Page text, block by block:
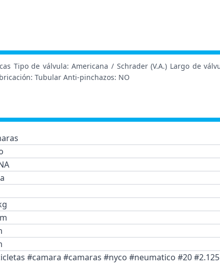
Tipo de válvula: Americana / Schrader (V.A.) Largo de
Tubular Anti-pinchazos: NO
#camara #camaras #nyco #neumatico #20